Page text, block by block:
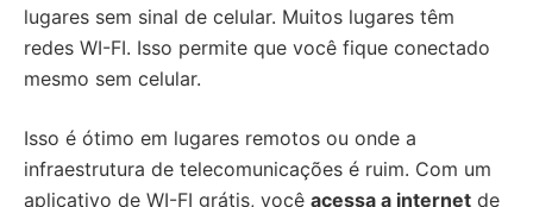
lugares sem sinal de celular. Muitos lugares têm
redes WI-FI. Isso permite que você fique conectado
mesmo sem celular.
Isso é ótimo em lugares remotos ou onde a
infraestrutura de telecomunicações é ruim. Com um
aplicativo de WI-FI grátis, você acessa a internet de